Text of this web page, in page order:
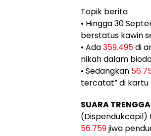
Topik berita
• Hingga 30
berstatus kawin
• Ada359.495di
nikah dalam
• Sedangkan
tercatat” di kartu
SUARA
(Dispendukcapil)
56.759jiwa